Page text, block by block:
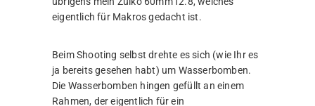
eigentlich für Makros gedacht ist.
Beim Shooting selbst drehte es sich (wie Ihr es
ja bereits gesehen habt) um Wasserbomben.
Die Wasserbomben hingen gefüllt an einem
Rahmen, der eigentlich für ein